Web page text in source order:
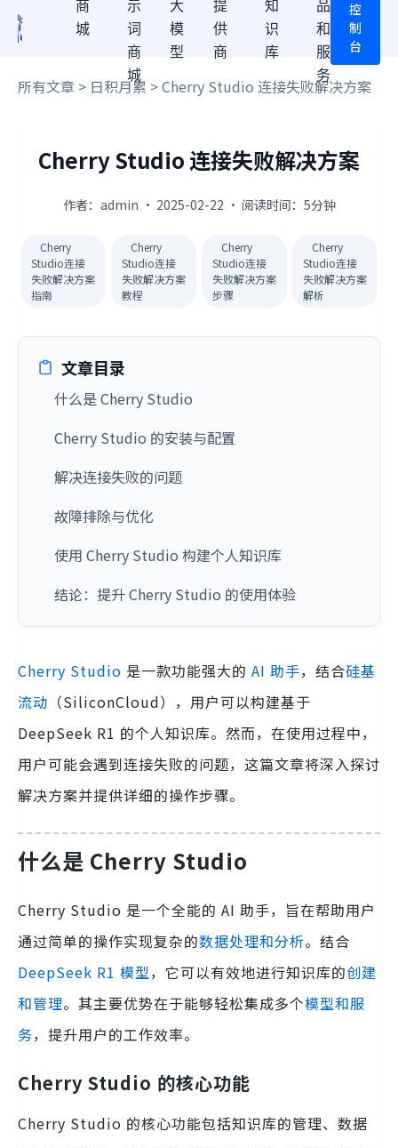
商
城
示
词
商
城
大
模
型
提
供
商
知
识
库
品
和
服
务
控
制
台
所有文章 > 日积月累 > Cherry Studio 连接失败解决方案
Cherry Studio 连接失败解决方案
作者：admin · 2025-02-22 · 阅读时间：5分钟
Cherry
Studio连接
失败解决方案
指南
Cherry
Studio连接
失败解决方案
教程
Cherry
Studio连接
失败解决方案
步骤
Cherry
Studio连接
失败解决方案
解析
文章目录
什么是 Cherry Studio
Cherry Studio 的安装与配置
解决连接失败的问题
故障排除与优化
使用 Cherry Studio 构建个人知识库
结论：提升 Cherry Studio 的使用体验
Cherry Studio 是一款功能强大的 AI 助手，结合硅基
流动 （SiliconCloud），用户可以构建基于
DeepSeek R1 的个人知识库。然而，在使用过程中，
用户可能会遇到连接失败的问题，这篇文章将深入探讨
解决方案并提供详细的操作步骤。
什么是 Cherry Studio
Cherry Studio 是一个全能的 AI 助手，旨在帮助用户
通过简单的操作实现复杂的数据处理和分析。结合
DeepSeek R1 模型，它可以有效地进行知识库的创建
和管理。其主要优势在于能够轻松集成多个模型和服
务，提升用户的工作效率。
Cherry Studio 的核心功能
Cherry Studio 的核心功能包括知识库的管理、数据